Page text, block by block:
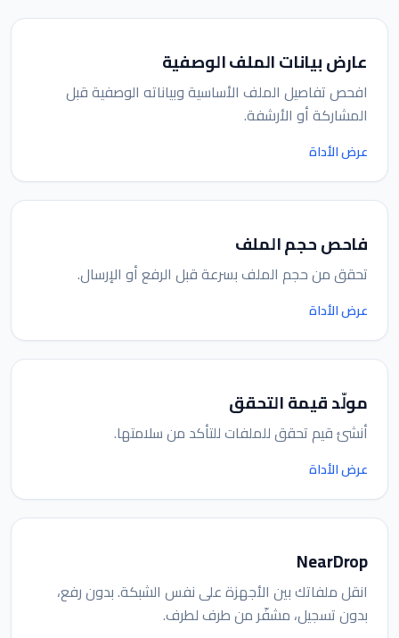
عارض بيانات الملف الوصفية
افحص تفاصيل الملف الأساسية وبياناته الوصفية قبل
المشاركة أو الأرشفة.
عرض الأداة
فاحص حجم الملف
تحقق من حجم الملف بسرعة قبل الرفع أو الإرسال.
عرض الأداة
مولّد قيمة التحقق
أنشئ قيم تحقق للملفات للتأكد من سلامتها.
عرض الأداة
NearDrop
انقل ملفاتك بين الأجهزة على نفس الشبكة. بدون رفع،
بدون تسجيل، مشفّر من طرف لطرف.